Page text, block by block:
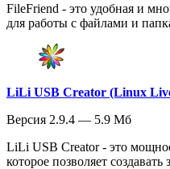
FileFriend - это удобная и
для работы с файлами и
LiLi USB Creator (Linux
Версия 2.9.4 — 5.9 Мб
LiLi USB Creator - это
которое позволяет создавать